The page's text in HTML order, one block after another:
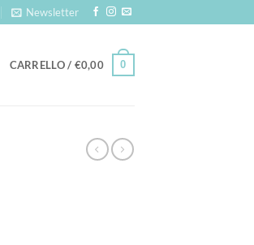
Newsletter
CARRELLO / €0,00 0